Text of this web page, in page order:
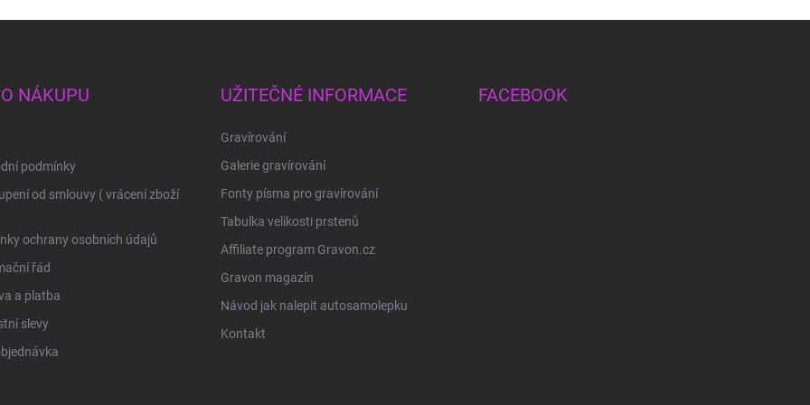
NÁKUPU
podmínky
od smlouvy ( vrácení zboží
ochrany osobních údajů
řád
a platba
slevy
UŽITEČNÉ INFORMACE
Gravírování
Galerie gravírování
Fonty písma pro gravírování
Tabulka velikosti prstenů
Affiliate program Gravon.cz
Gravon magazín
Návod jak nalepit autosamolepku
Kontakt
FACEBOOK